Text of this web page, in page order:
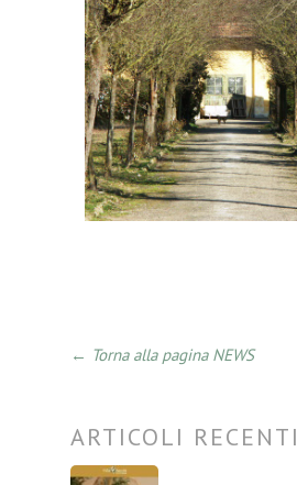
← Torna alla pagina NEWS
ARTICOLI RECENTI